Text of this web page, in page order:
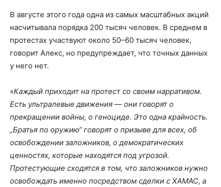
В августе этого года одна из самых масштабных акций
насчитывала порядка 200 тысяч человек. В среднем в
протестах участвуют около 50–60 тысяч человек,
говорит Алекс, но предупреждает, что точных данных
у него нет.
«Каждый приходит на протест со своим нарративом.
Есть ультралевые движения — они говорят о
прекращении войны, о геноциде. Это одна крайность.
„Братья по оружию“ говорят о призыве для всех, об
освобождении заложников, о демократических
ценностях, которые находятся под угрозой.
Протестующие сходятся в том, что заложников нужно
освобождать именно посредством сделки с ХАМАС, а